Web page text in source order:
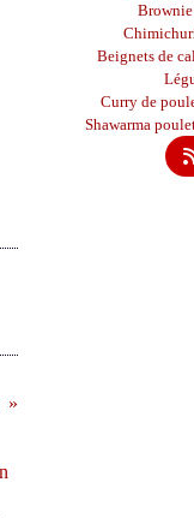
Beignets de
Curry de
Shawarma